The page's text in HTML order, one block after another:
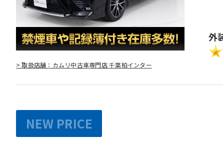
> 取扱店舗：カムリ中古車専門店 千葉柏インター
外
NEW PRICE